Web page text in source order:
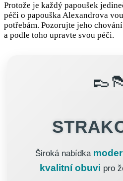
Protože je každý papoušek
péči o papouška Alexandrova
potřebám. Pozorujte jeho
a podle toho upravte svou péči.
Široká nabídka
kvalitní obuvi pro